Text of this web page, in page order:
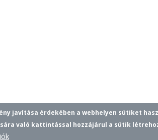
javítása érdekében a webhelyen sütiket
való kattintással hozzájárul a sütik